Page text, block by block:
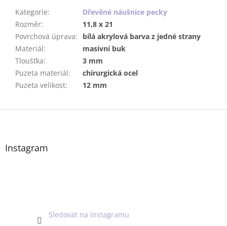
Kategorie:
Dřevěné náušnice pecky
Rozměr:
11,8 x 21
Povrchová úprava:
bílá akrylová barva z jedné strany
Materiál:
masivní buk
Tloušťka:
3 mm
Puzeta materiál:
chirurgická ocel
Puzeta velikost: 12 mm
Z
Instagram
Sledovat na Instagramu